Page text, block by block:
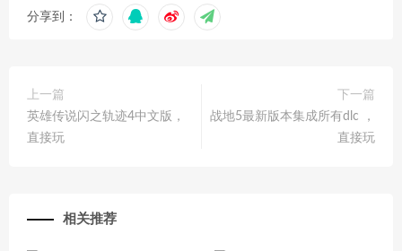
分享到：
上一篇
英雄传说闪之轨迹4中文版，
直接玩
下一篇
战地5最新版本集成所有dlc ，
直接玩
相关推荐